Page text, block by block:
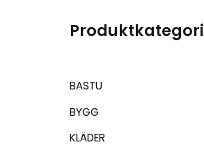
Produktkategori
BASTU
BYGG
KLÄDER